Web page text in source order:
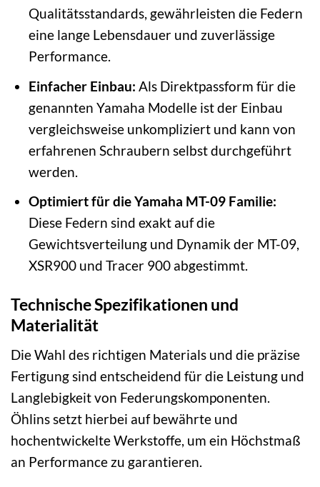
Qualitätsstandards, gewährleisten die Federn
eine lange Lebensdauer und zuverlässige
Performance.
Einfacher Einbau: Als Direktpassform für die
genannten Yamaha Modelle ist der Einbau
vergleichsweise unkompliziert und kann von
erfahrenen Schraubern selbst durchgeführt
werden.
Optimiert für die Yamaha MT-09 Familie:
Diese Federn sind exakt auf die
Gewichtsverteilung und Dynamik der MT-09,
XSR900 und Tracer 900 abgestimmt.
Technische Spezifikationen und
Materialität
Die Wahl des richtigen Materials und die präzise
Fertigung sind entscheidend für die Leistung und
Langlebigkeit von Federungskomponenten.
Öhlins setzt hierbei auf bewährte und
hochentwickelte Werkstoffe, um ein Höchstmaß
an Performance zu garantieren.